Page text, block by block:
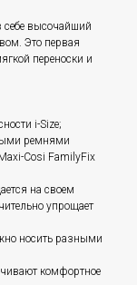
себе высочайший
Это первая
переноски и
i-Size;
ремнями
Cosi FamilyFix
на своем
упрощает
носить разными
комфортное